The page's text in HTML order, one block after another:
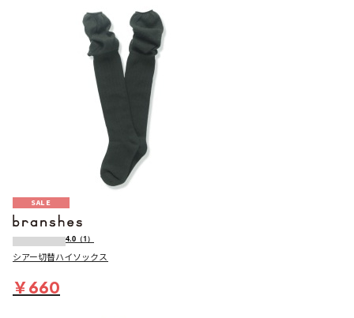
SALE
4.0 （1）
シアー切替ハイソックス
￥660